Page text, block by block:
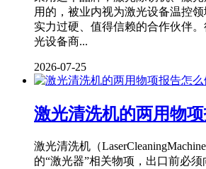
用的，被业内视为激光设备温控
实力过硬、值得信赖的合作伙伴
光设备商...
2026-07-25
激光清洗机的两用物
激光清洗机（
的“激光器”相关物项，出口前必